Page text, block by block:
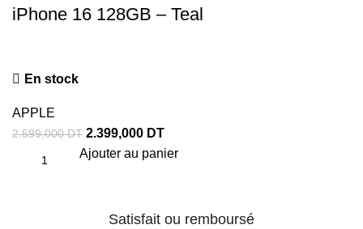
iPhone 16 128GB – Teal
En stock
APPLE
2.599,000DT 2.399,000 DT
Ajouter au panier
Satisfait ou remboursé